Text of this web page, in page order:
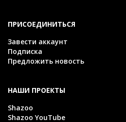
ПРИСОЕДИНИТЬСЯ
Завести аккаунт
Подписка
Предложить новость
НАШИ ПРОЕКТЫ
Shazoo
Shazoo YouTube